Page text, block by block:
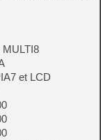
et LCD